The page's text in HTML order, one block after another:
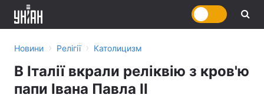
Новини › Релігії › Католицизм
В Італії вкрали реліквію з кров'ю
папи Івана Павла ІІ